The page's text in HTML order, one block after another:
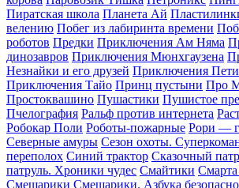
Пиратская школа Планета Aй
велению Побег из лабиринта времени
роботов Предки Приключения Ам Няма
динозавров Приключения Мюнхгаузена
Незнайки и его друзей Приключения
Приключения Тайо Принц пустыни Про
Простоквашино Пушастики Пушистое
Пчелография Ральф против интернета
Робокар Поли Роботы-пожарные Рори —
Северные амуры Сезон охоты.
переполох Синий трактор Сказочный
патруль. Хроники чудес Смайтики
Смешарики Смешарики. Азбука